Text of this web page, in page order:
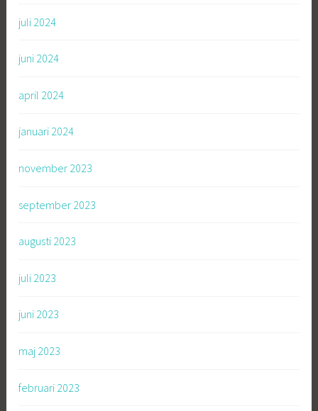
juli 2024
juni 2024
april 2024
januari 2024
november 2023
september 2023
augusti 2023
juli 2023
juni 2023
maj 2023
februari 2023